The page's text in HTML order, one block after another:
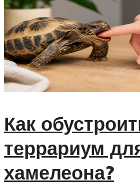
Как
террариум
хамелеона?